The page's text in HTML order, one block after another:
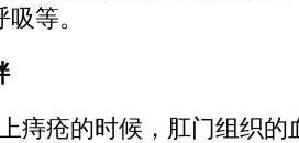
等。
痔疮的时候，肛门组织的